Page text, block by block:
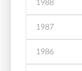
1988
1987
1986